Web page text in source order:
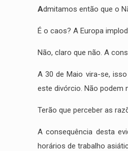
Admitamos então que o
É o caos? A Europa
Não, claro que não. A
A 30 de Maio vira-se,
este divórcio. Não podem
Terão que perceber as
A consequência desta
horários de trabalho